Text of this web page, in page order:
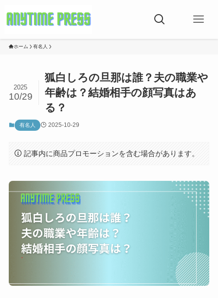
ホーム 有名人
狐白しろの旦那は誰？夫の職業や
年齢は？結婚相手の顔写真はあ
る？
2025
10/29
有名人 2025-10-29
記事内に商品プロモーションを含む場合があります。